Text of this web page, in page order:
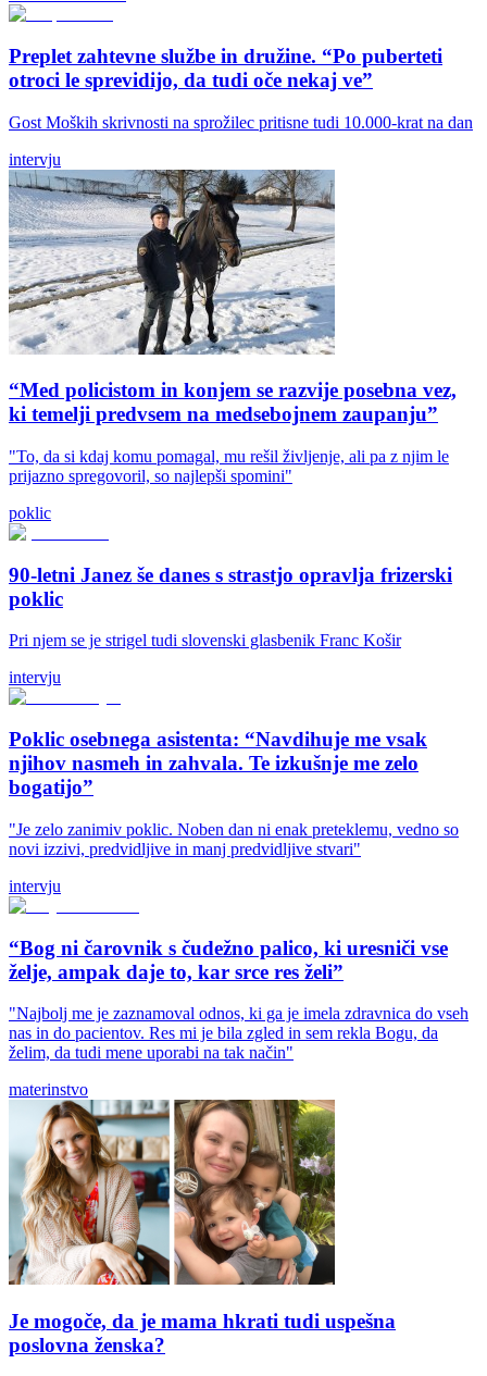
Preplet zahtevne službe in družine. “Po puberteti
otroci le sprevidijo, da tudi oče nekaj ve”
Gost Moških skrivnosti na sprožilec pritisne tudi 10.000-krat na dan
intervju
“Med policistom in konjem se razvije posebna vez,
ki temelji predvsem na medsebojnem zaupanju”
"To, da si kdaj komu pomagal, mu rešil življenje, ali pa z njim le
prijazno spregovoril, so najlepši spomini"
poklic
90-letni Janez še danes s strastjo opravlja frizerski
poklic
Pri njem se je strigel tudi slovenski glasbenik Franc Košir
intervju
Poklic osebnega asistenta: “Navdihuje me vsak
njihov nasmeh in zahvala. Te izkušnje me zelo
bogatijo”
"Je zelo zanimiv poklic. Noben dan ni enak preteklemu, vedno so
novi izzivi, predvidljive in manj predvidljive stvari"
intervju
“Bog ni čarovnik s čudežno palico, ki uresniči vse
želje, ampak daje to, kar srce res želi”
"Najbolj me je zaznamoval odnos, ki ga je imela zdravnica do vseh
nas in do pacientov. Res mi je bila zgled in sem rekla Bogu, da
želim, da tudi mene uporabi na tak način"
materinstvo
Je mogoče, da je mama hkrati tudi uspešna
poslovna ženska?